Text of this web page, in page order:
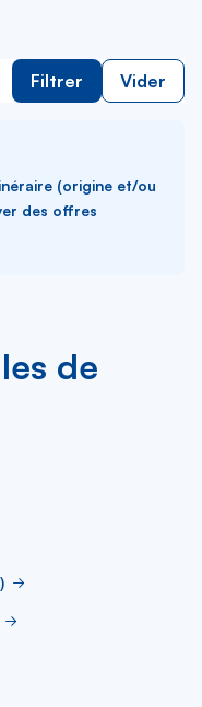
Filtrer Vider
(origine et/ou
des offres
de